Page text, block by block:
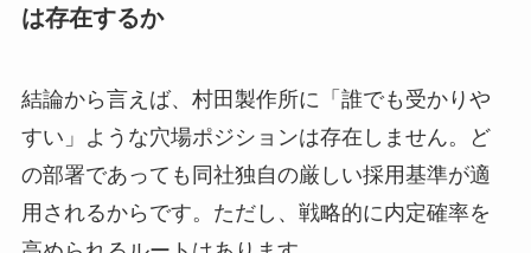
は存在するか
結論から言えば、村田製作所に「誰でも受かりや
すい」ような穴場ポジションは存在しません。ど
の部署であっても同社独自の厳しい採用基準が適
用されるからです。ただし、戦略的に内定確率を